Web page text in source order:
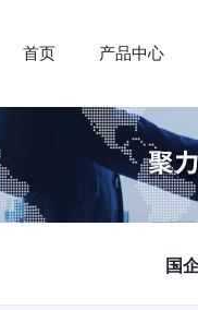
首页 产品中心
国